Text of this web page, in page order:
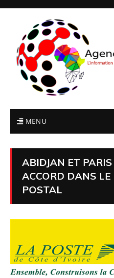
MENU
ABIDJAN ET
ACCORD DANS
POSTAL